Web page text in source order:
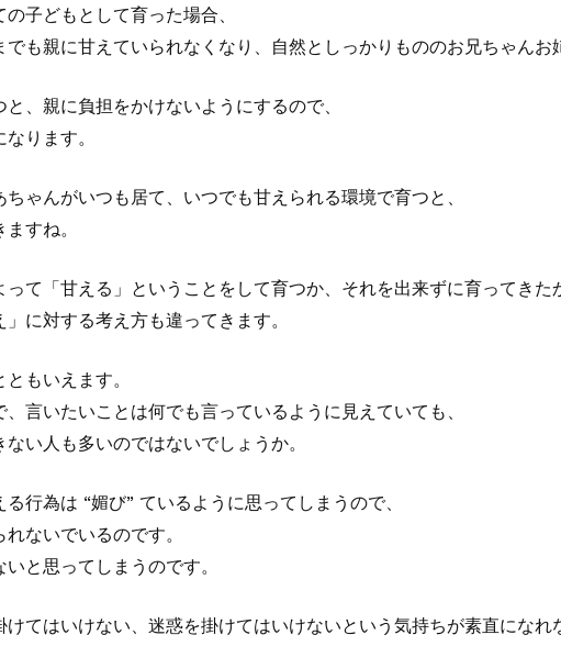
子どもとして育った場合、
も親に甘えていられなくなり、自然としっかりもののお兄ちゃんお
、親に負担をかけないようにするので、
ります。
ゃんがいつも居て、いつでも甘えられる環境で育つと、
すね。
って「甘える」ということをして育つか、それを出来ずに育ってきた
に対する考え方も違ってきます。
もいえます。
言いたいことは何でも言っているように見えていても、
い人も多いのではないでしょうか。
行為は “媚び” ているように思ってしまうので、
ないでいるのです。
と思ってしまうのです。
けてはいけない、迷惑を掛けてはいけないという気持ちが素直になれ